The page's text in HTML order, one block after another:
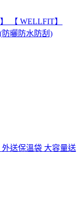
【 WELLFIT】
防曬防水防刮)
外送保溫袋 大容量送